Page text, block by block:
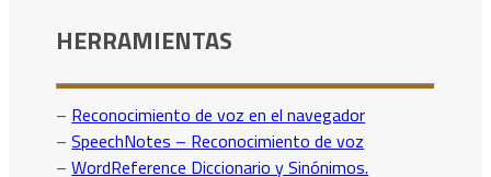
HERRAMIENTAS
– Reconocimiento de voz en el navegador
–SpeechNotes – Reconocimiento de voz
–WordReference Diccionario y Sinónimos.